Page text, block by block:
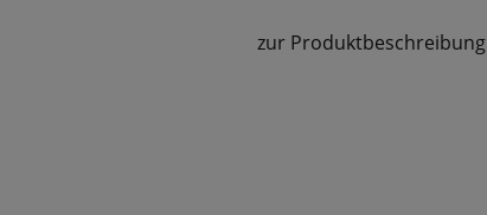
zur Produktbeschreibung